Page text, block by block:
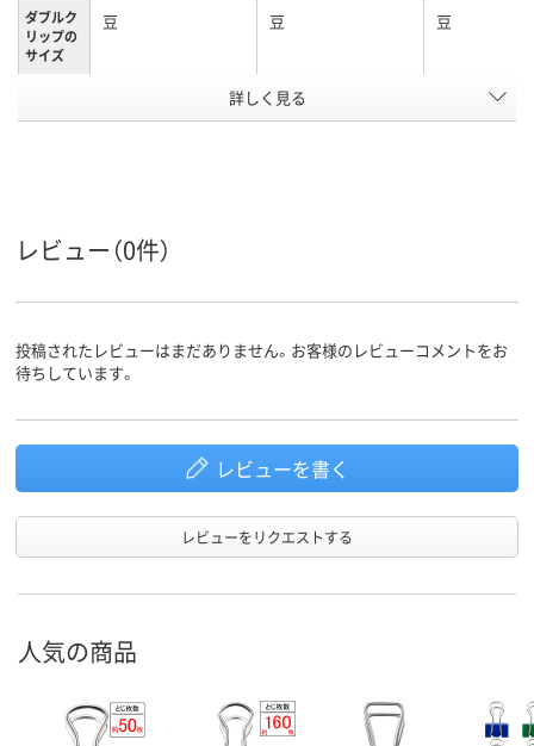
ダブルク
リップの
サイズ
豆 豆 豆
豆
スコア
40
詳しく見る
レビュー（0件）
投稿されたレビューはまだありません。お客様のレビューコメントをお
待ちしています。
レビューを書く
レビューをリクエストする
人気の商品